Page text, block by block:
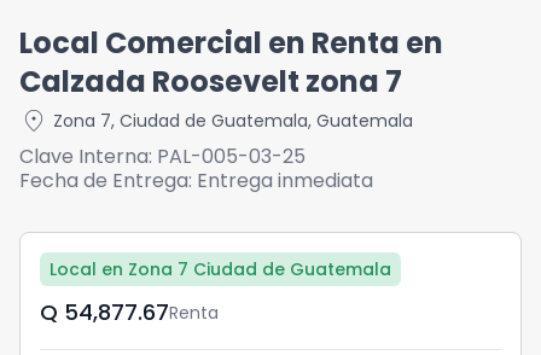
Local Comercial en Renta en
Calzada Roosevelt zona 7
location_on Zona 7, Ciudad de Guatemala, Guatemala
Clave Interna: PAL-005-03-25
Fecha de Entrega: Entrega inmediata
Local en Zona 7 Ciudad de Guatemala
Q	54,877.67Renta